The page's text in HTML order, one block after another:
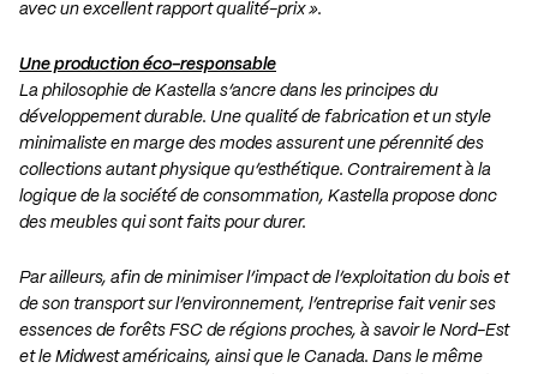
avec un excellent rapport qualité-prix ».
Une production éco-responsable
La philosophie de Kastella s’ancre dans les principes du
développement durable. Une qualité de fabrication et un style
minimaliste en marge des modes assurent une pérennité des
collections autant physique qu’esthétique. Contrairement à la
logique de la société de consommation, Kastella propose donc
des meubles qui sont faits pour durer.
Par ailleurs, afin de minimiser l’impact de l’exploitation du bois et
de son transport sur l’environnement, l’entreprise fait venir ses
essences de forêts FSC de régions proches, à savoir le Nord-Est
et le Midwest américains, ainsi que le Canada. Dans le même